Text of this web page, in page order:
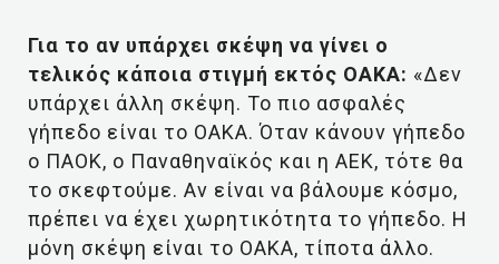
Για το αν υπάρχει σκέψη να γίνει ο
τελικός κάποια στιγμή εκτός ΟΑΚΑ: «Δεν
υπάρχει άλλη σκέψη. Το πιο ασφαλές
γήπεδο είναι το ΟΑΚΑ. Όταν κάνουν γήπεδο
ο ΠΑΟΚ, ο Παναθηναϊκός και η ΑΕΚ, τότε θα
το σκεφτούμε. Αν είναι να βάλουμε κόσμο,
πρέπει να έχει χωρητικότητα το γήπεδο. Η
μόνη σκέψη είναι το ΟΑΚΑ, τίποτα άλλο.